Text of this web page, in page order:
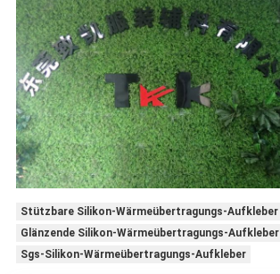
Stützbare Silikon-Wärmeübertragungs-Aufkleber
Glänzende Silikon-Wärmeübertragungs-Aufkleber
Sgs-Silikon-Wärmeübertragungs-Aufkleber